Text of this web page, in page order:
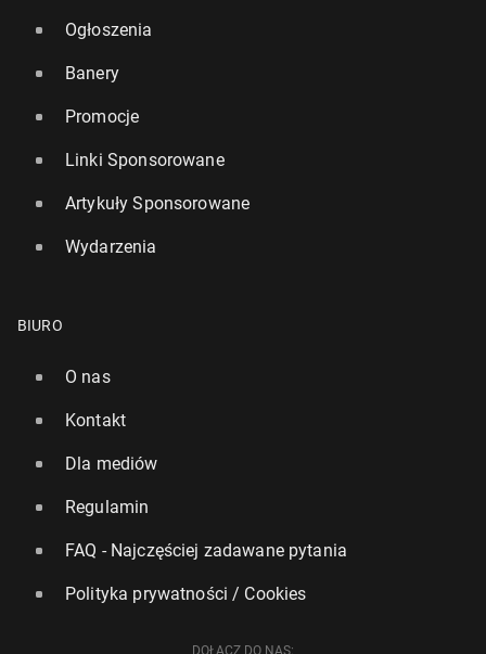
Ogłoszenia
Banery
Promocje
Linki Sponsorowane
Artykuły Sponsorowane
Wydarzenia
BIURO
O nas
Kontakt
Dla mediów
Regulamin
FAQ - Najczęściej zadawane pytania
Polityka prywatności / Cookies
DOŁĄCZ DO NAS: